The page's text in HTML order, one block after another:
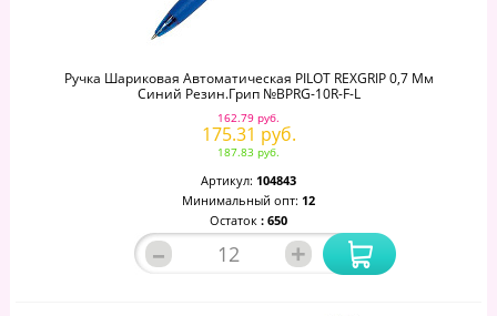
Ручка Шариковая Автоматическая PILOT REXGRIP 0,7 Мм
Синий Резин.грип №BPRG-10R-F-L
162.79 руб.
175.31 руб.
187.83 руб.
Артикул: 104843
Минимальный опт: 12
Остаток : 650
– +